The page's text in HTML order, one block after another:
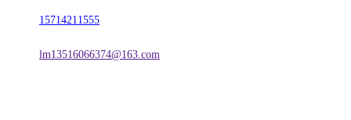
15714211555
lm13516066374@163.com